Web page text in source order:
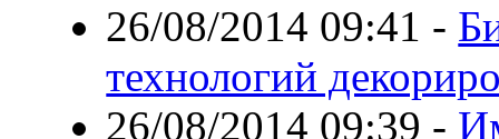
26/08/2014 09:41 -
технологий
26/08/2014 09:39 -